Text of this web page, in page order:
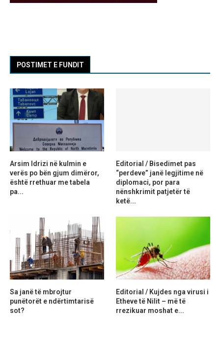
POSTIMET E FUNDIT
Arsim Idrizi në kulmin e
verës po bën gjum dimëror,
është rrethuar me tabela
pa...
Editorial / Bisedimet pas
“perdeve” janë legjitime në
diplomaci, por para
nënshkrimit patjetër të
ketë...
Sa janë të mbrojtur
punëtorët e ndërtimtarisë
sot?
Editorial / Kujdes nga virusi i
Etheve të Nilit – më të
rrezikuar moshat e...